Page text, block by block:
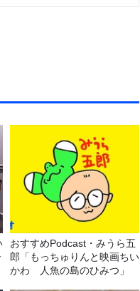
おすすめPodcast・みうら五
郎「もっちゅりんと映画ちい
かわ 人魚の島のひみつ」